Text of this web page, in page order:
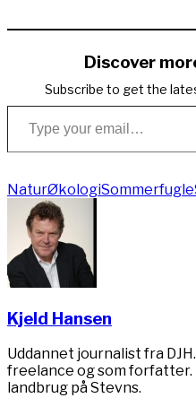
Link
Discover
Subscribe to get the
Type your email…
NaturØkologiSommerfugle
Kjeld Hansen
Uddannet journalist fra
freelance og som
landbrug på Stevns.